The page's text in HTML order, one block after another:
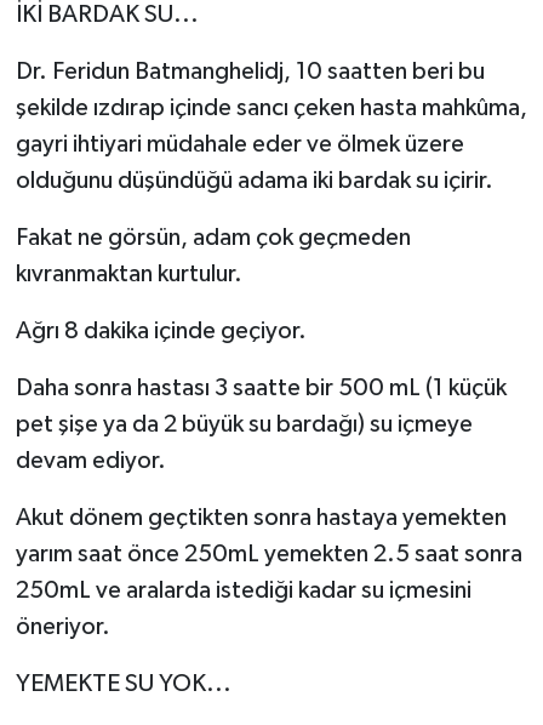
İKİ BARDAK SU...
Dr. Feridun Batmanghelidj, 10 saatten beri bu
şekilde ızdırap içinde sancı çeken hasta mahkûma,
gayri ihtiyari müdahale eder ve ölmek üzere
olduğunu düşündüğü adama iki bardak su içirir.
Fakat ne görsün, adam çok geçmeden
kıvranmaktan kurtulur.
Ağrı 8 dakika içinde geçiyor.
Daha sonra hastası 3 saatte bir 500 mL (1 küçük
pet şişe ya da 2 büyük su bardağı) su içmeye
devam ediyor.
Akut dönem geçtikten sonra hastaya yemekten
yarım saat önce 250mL yemekten 2.5 saat sonra
250mL ve aralarda istediği kadar su içmesini
öneriyor.
YEMEKTE SU YOK...